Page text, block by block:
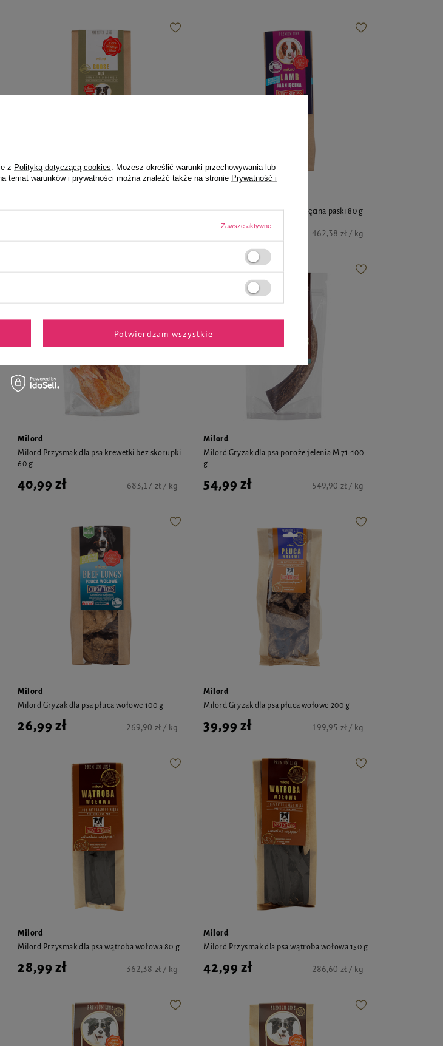
Milord Przysmak dla psa jagnięcina paski 80 g
36,99 zł 462,38 zł / kg
Milord
Milord Przysmak dla psa krewetki bez skorupki
60 g
40,99 zł 683,17 zł / kg
Milord
Milord Gryzak dla psa poroże jelenia M 71-100
g
54,99 zł 549,90 zł / kg
Milord
Milord Gryzak dla psa płuca wołowe 100 g
26,99 zł 269,90 zł / kg
Milord
Milord Gryzak dla psa płuca wołowe 200 g
39,99 zł 199,95 zł / kg
Milord
Milord Przysmak dla psa wątroba wołowa 80 g
28,99 zł 362,38 zł / kg
Milord
Milord Przysmak dla psa wątroba wołowa 150 g
42,99 zł 286,60 zł / kg
z Polityką dotyczącą cookies . Możesz określić warunki przechowywania lub
temat warunków i prywatności można znaleźć także na stronie Prywatność i
Zawsze aktywne
Potwierdzam wszystkie